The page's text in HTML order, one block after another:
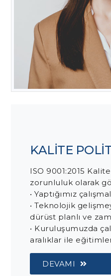
KALİTE
ISO 9001:2015
zorunluluk olarak
• Yaptığımız
• Teknolojik
dürüst planlı ve
• Kuruluşumuzda
aralıklar ile
DEVAMI